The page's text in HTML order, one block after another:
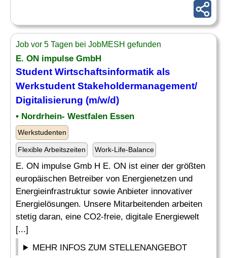
Job vor 5 Tagen bei JobMESH gefunden
E. ON impulse GmbH
Student Wirtschaftsinformatik als
Werkstudent Stakeholdermanagement/
Digitalisierung (m/w/d)
• Nordrhein- Westfalen Essen
Werkstudenten
Flexible Arbeitszeiten Work-Life-Balance
E. ON impulse Gmb H E. ON ist einer der größten
europäischen Betreiber von Energienetzen und
Energieinfrastruktur sowie Anbieter innovativer
Energielösungen. Unsere Mitarbeitenden arbeiten
stetig daran, eine CO2-freie, digitale Energiewelt
[...]
MEHR INFOS ZUM STELLENANGEBOT